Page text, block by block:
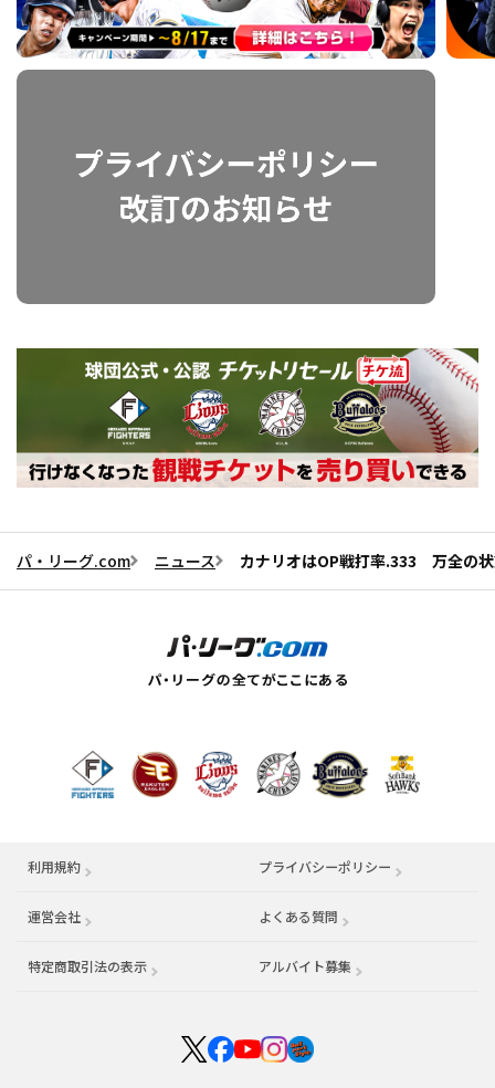
パ・リーグ.com ニュース カナリオはOP戦打率.333 万全の
利用規約 プライバシーポリシー
運営会社 （別ウィンドウで開く） よくある質問
特定商取引法の表示 アルバイト募集 （別ウィンドウで開く